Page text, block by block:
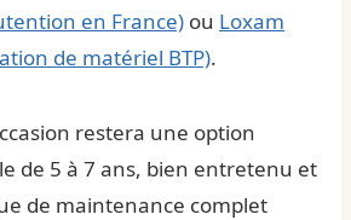
en France) ou Loxam
de matériel BTP).
restera une option
de 5 à 7 ans, bien entretenu et
de maintenance complet